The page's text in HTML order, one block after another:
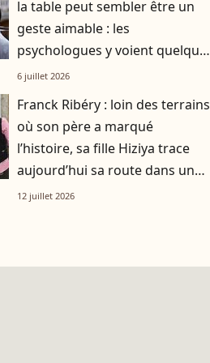
la table peut sembler être un
geste aimable : les
psychologues y voient quelque
chose de bien plus profond.
6 juillet 2026
Franck Ribéry : loin des terrains
où son père a marqué
l’histoire, sa fille Hiziya trace
aujourd’hui sa route dans un
tout autre univers
12 juillet 2026